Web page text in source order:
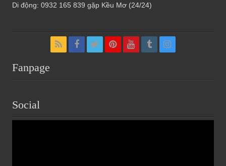
Di động: 0932 165 839 gặp Kều Mơ (24/24)
Fanpage
Social